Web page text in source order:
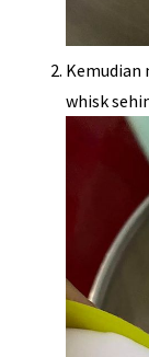
Kemudian
whisk